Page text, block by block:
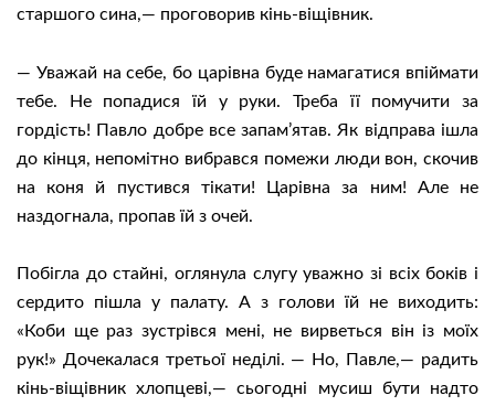
старшого сина,— проговорив кінь-віщівник.
— Уважай на себе, бо царівна буде намагатися впіймати
тебе. Не попадися їй у руки. Треба її помучити за
гордість! Павло добре все запам’ятав. Як відправа ішла
до кінця, непомітно вибрався помежи люди вон, скочив
на коня й пустився тікати! Царівна за ним! Але не
наздогнала, пропав їй з очей.
Побігла до стайні, оглянула слугу уважно зі всіх боків і
сердито пішла у палату. А з голови їй не виходить:
«Коби ще раз зустрівся мені, не вирветься він із моїх
рук!» Дочекалася третьої неділі. — Но, Павле,— радить
кінь-віщівник хлопцеві,— сьогодні мусиш бути надто